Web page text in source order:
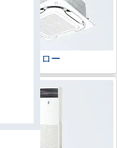
ラウンドフロー